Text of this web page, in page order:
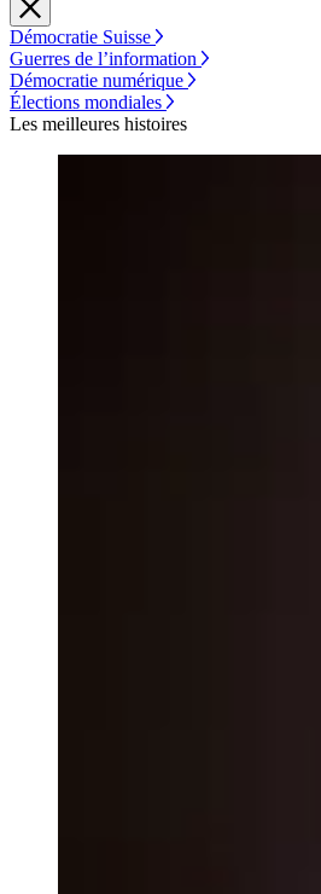
Démocratie Suisse
Guerres de l’information
Démocratie numérique
Élections mondiales
Les meilleures histoires